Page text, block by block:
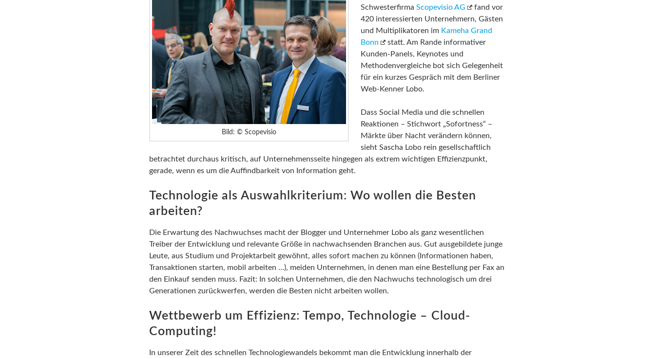
Bild: © Scopevisio
Schwesterfirma Scopevisio AG
fand vor
420 interessierten Unternehmern, Gästen
und Multiplikatoren im Kameha Grand
Bonn
statt. Am Rande informativer
Kunden-Panels, Keynotes und
Methodenvergleiche bot sich Gelegenheit
für ein kurzes Gespräch mit dem Berliner
Web-Kenner Lobo.
Dass Social Media und die schnellen
Reaktionen – Stichwort „Sofortness“ –
Märkte über Nacht verändern können,
sieht Sascha Lobo rein gesellschaftlich
betrachtet durchaus kritisch, auf Unternehmensseite hingegen als extrem wichtigen Effizienzpunkt,
gerade, wenn es um die Auffindbarkeit von Information geht.
Technologie als Auswahlkriterium: Wo wollen die Besten
arbeiten?
Die Erwartung des Nachwuchses macht der Blogger und Unternehmer Lobo als ganz wesentlichen
Treiber der Entwicklung und relevante Größe in nachwachsenden Branchen aus. Gut ausgebildete junge
Leute, aus Studium und Projektarbeit gewöhnt, alles sofort machen zu können (Informationen haben,
Transaktionen starten, mobil arbeiten …), meiden Unternehmen, in denen man eine Bestellung per Fax an
den Einkauf senden muss. Fazit: In solchen Unternehmen, die den Nachwuchs technologisch um drei
Generationen zurückwerfen, werden die Besten nicht arbeiten wollen.
Wettbewerb um Effizienz: Tempo, Technologie – Cloud-
Computing!
In unserer Zeit des schnellen Technologiewandels bekommt man die Entwicklung innerhalb der